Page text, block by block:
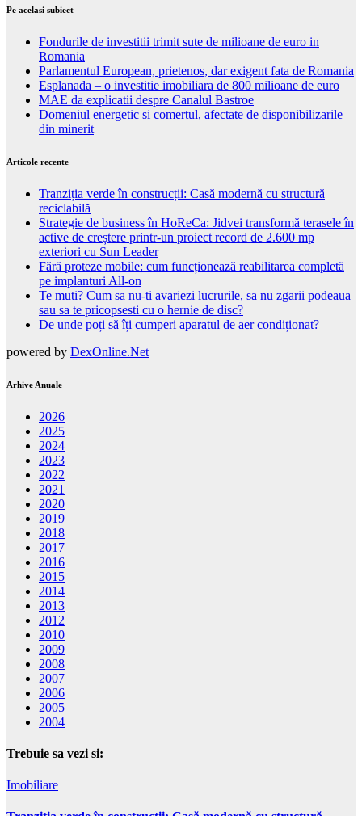
Pe acelasi subiect
Fondurile de investitii trimit sute de milioane de euro in
Romania
Parlamentul European, prietenos, dar exigent fata de Romania
Esplanada – o investitie imobiliara de 800 milioane de euro
MAE da explicatii despre Canalul Bastroe
Domeniul energetic si comertul, afectate de disponibilizarile
din minerit
Articole recente
Tranziția verde în construcții: Casă modernă cu structură
reciclabilă
Strategie de business în HoReCa: Jidvei transformă terasele în
active de creștere printr-un proiect record de 2.600 mp
exteriori cu Sun Leader
Fără proteze mobile: cum funcționează reabilitarea completă
pe implanturi All-on
Te muti? Cum sa nu-ti avariezi lucrurile, sa nu zgarii podeaua
sau sa te pricopsesti cu o hernie de disc?
De unde poți să îți cumperi aparatul de aer condiționat?
powered by DexOnline.Net
Arhive Anuale
2026
2025
2024
2023
2022
2021
2020
2019
2018
2017
2016
2015
2014
2013
2012
2010
2009
2008
2007
2006
2005
2004
Trebuie sa vezi si:
Imobiliare